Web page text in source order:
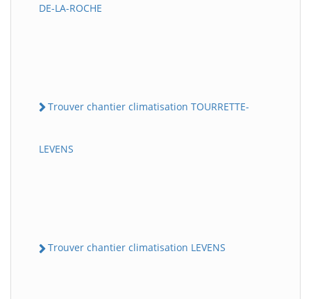
DE-LA-ROCHE
Trouver chantier climatisation TOURRETTE-
LEVENS
Trouver chantier climatisation LEVENS